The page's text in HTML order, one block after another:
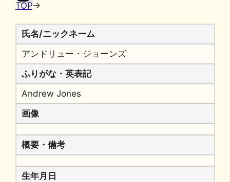
TOP→
氏名/ニックネーム
アンドリュー・ジョーンズ
ふりがな・英表記
Andrew Jones
画像
概要・備考
生年月日